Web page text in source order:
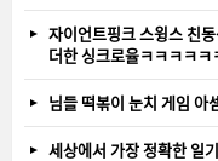
자이언트핑크 스윙스
더한 싱크로율ㅋㅋㅋㅋ
님들 떡볶이 눈치 게임
세상에서 가장